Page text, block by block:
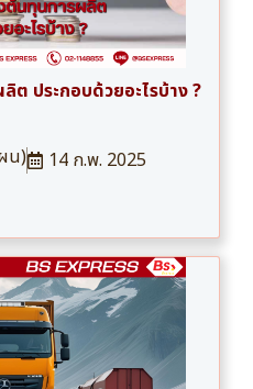
ต ประกอบด้วยอะไรบ้าง ?
น)
14 ก.พ. 2025